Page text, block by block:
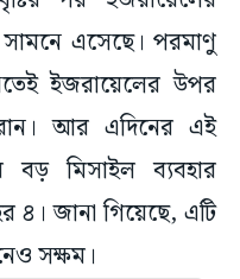
এসেছে। পরমাণু
ইজরায়েলের উপর
আর এদিনের এই
বড় মিসাইল ব্যবহার
৪। জানা গিয়েছে, এটি
সক্ষম।